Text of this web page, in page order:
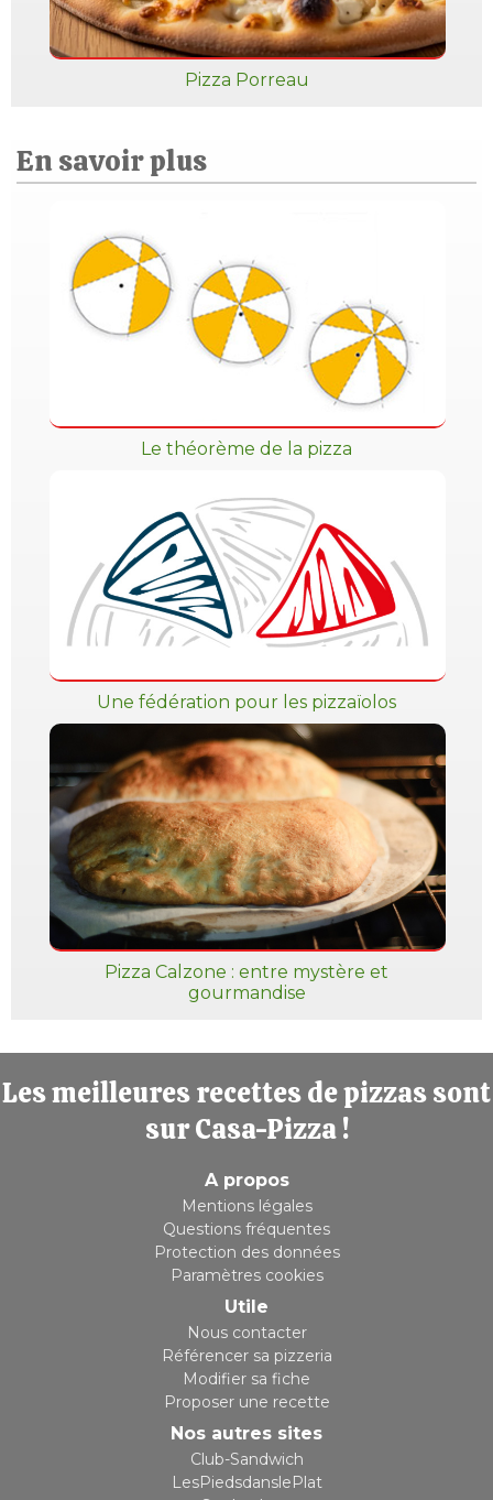
Pizza Porreau
En savoir plus
Le théorème de la pizza
Une fédération pour les pizzaïolos
Pizza Calzone : entre mystère et
gourmandise
Les meilleures recettes de pizzas sont
sur Casa-Pizza !
A propos
Mentions légales
Questions fréquentes
Protection des données
Paramètres cookies
Utile
Nous contacter
Référencer sa pizzeria
Modifier sa fiche
Proposer une recette
Nos autres sites
Club-Sandwich
LesPiedsdanslePlat